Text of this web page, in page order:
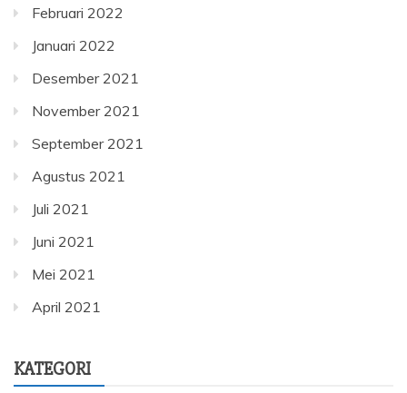
Februari 2022
Januari 2022
Desember 2021
November 2021
September 2021
Agustus 2021
Juli 2021
Juni 2021
Mei 2021
April 2021
KATEGORI